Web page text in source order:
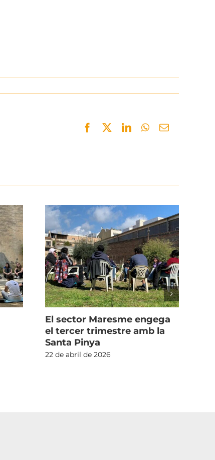
Facebook
TwitterLinkedInWhatsApp
Email
El sector Maresme engega
el tercer trimestre amb la
Santa Pinya
22 de abril de 2026